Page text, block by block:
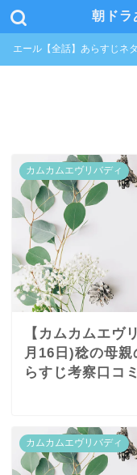
朝ドラ
エール【全話】あらすじネ
カムカムエヴリバディ
【カムカムエヴ
月16日)稔の母
らすじ考察口コミ
カムカムエヴリバディ